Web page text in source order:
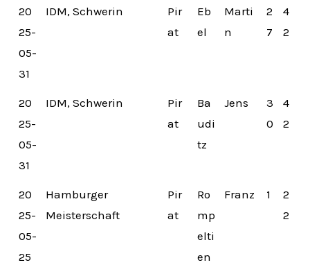
20
25-
05-
31
IDM, Schwerin
Pir
at
Eb
el
Marti
n
2
7
4
2
20
25-
05-
31
IDM, Schwerin
Pir
at
Ba
udi
tz
Jens
3
0
4
2
20
25-
05-
25
Hamburger
Meisterschaft
Pir
at
Ro
mp
elti
en
Franz 1
2
2